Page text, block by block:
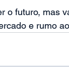
o futuro, mas
e rumo